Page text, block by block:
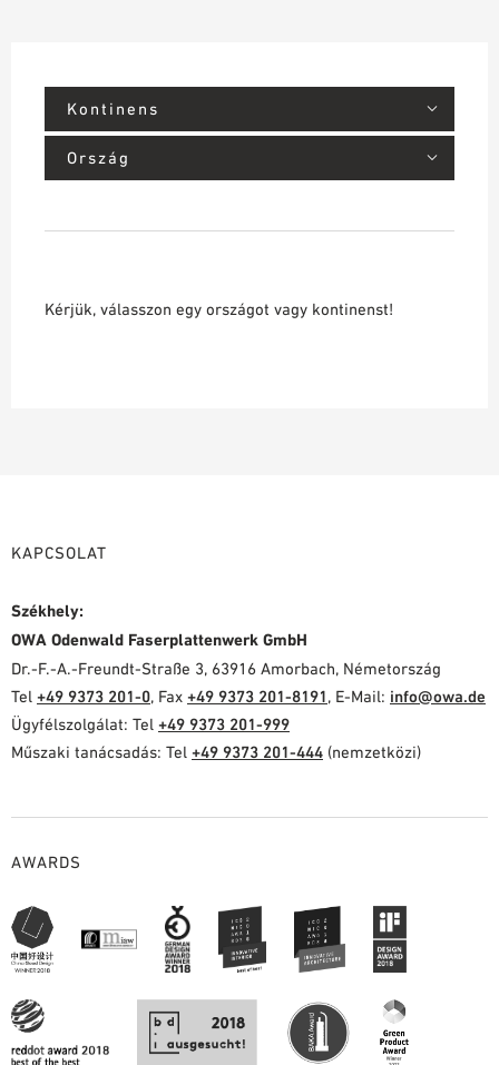
Kontinens
Ország
Kérjük, válasszon egy országot vagy kontinenst!
KAPCSOLAT
Székhely:
OWA Odenwald Faserplattenwerk GmbH
Dr.-F.-A.-Freundt-Straße 3, 63916 Amorbach, Németország
Tel +49 9373 201-0, Fax +49 9373 201-8191, E-Mail: info@owa.de
Ügyfélszolgálat: Tel +49 9373 201-999
Műszaki tanácsadás: Tel +49 9373 201-444 (nemzetközi)
AWARDS